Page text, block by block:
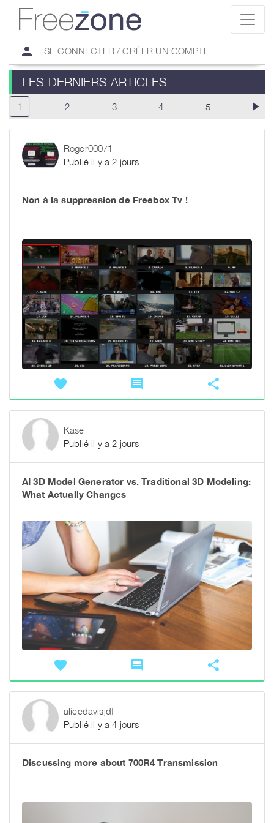
person SE CONNECTER / CRÉER UN COMPTE
LES DERNIERS ARTICLES
1 2 3 4 5 play_arrow
Roger00071
Publié il y a 2 jours
Non à la suppression de Freebox Tv !
favorite comment share
Kase
Publié il y a 2 jours
AI 3D Model Generator vs. Traditional 3D Modeling:
What Actually Changes
favorite comment share
alicedavisjdf
Publié il y a 4 jours
Discussing more about 700R4 Transmission